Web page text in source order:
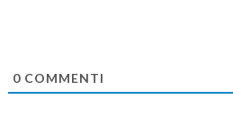
0COMMENTI